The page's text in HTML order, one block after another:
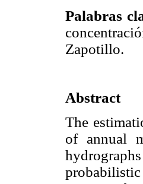
Palabras
Zapotillo.
Abstract
The
of annual
hydrographs